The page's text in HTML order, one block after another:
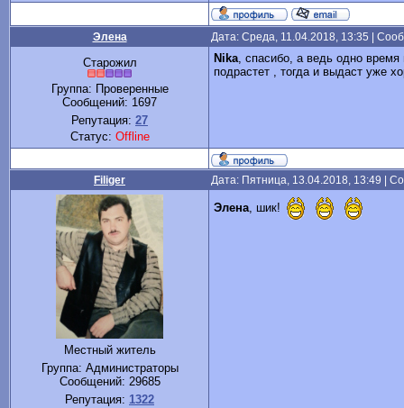
Элена Дата: Среда, 11.04.2018, 13:35 |
Старожил
Группа: Проверенные
Сообщений: 1697
Репутация: 27
Статус: Offline
Nika, спасибо, а ведь одно время
подрастет , тогда и выдаст уже
Filiger Дата: Пятница, 13.04.2018, 13:49 |
Местный житель
Группа: Администраторы
Сообщений: 29685
Репутация: 1322
Элена , шик!